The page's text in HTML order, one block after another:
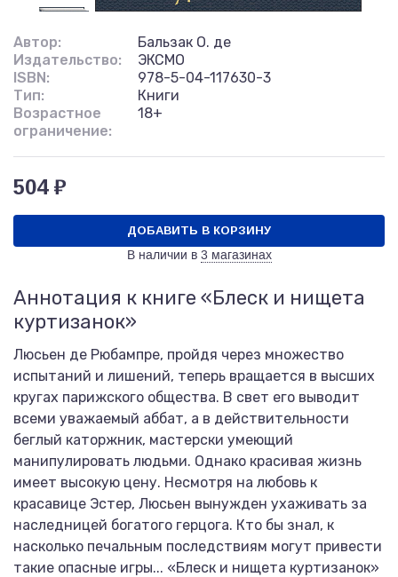
Автор:
Бальзак О. де
Издательство:
ЭКСМО
ISBN:
978-5-04-117630-3
Тип:
Книги
Возрастное
ограничение:
18+
504 ₽
ДОБАВИТЬ В КОРЗИНУ
В наличии в 3 магазинах
Аннотация к книге «Блеск и нищета
куртизанок»
Люсьен де Рюбампре, пройдя через множество
испытаний и лишений, теперь вращается в высших
кругах парижского общества. В свет его выводит
всеми уважаемый аббат, а в действительности
беглый каторжник, мастерски умеющий
манипулировать людьми. Однако красивая жизнь
имеет высокую цену. Несмотря на любовь к
красавице Эстер, Люсьен вынужден ухаживать за
наследницей богатого герцога. Кто бы знал, к
насколько печальным последствиям могут привести
такие опасные игры... «Блеск и нищета куртизанок»